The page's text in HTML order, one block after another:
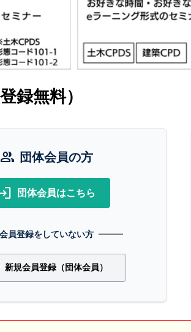
録無料）
group 団体会員の方
login 団体会員はこちら
会員登録をしていない方
新規会員登録（団体会員）